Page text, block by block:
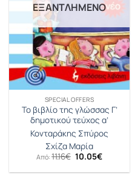
ΕΞΑΝΤΛΗΜΈΝΟ
SPECIAL OFFERS
Το βιβλίο της γλώσσας Γ’
δημοτικού τεύχος α’
Κονταράκης Σπύρος
Σχίζα Μαρία
Από: 11.16€ Original
was:
10.05€Η
τιμή